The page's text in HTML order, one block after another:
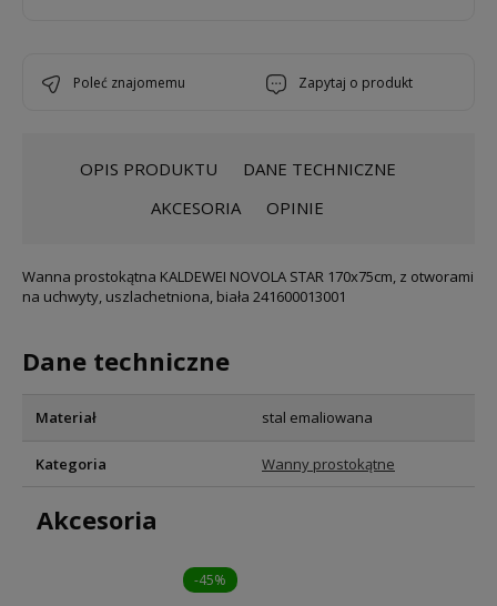
poleć znajomemu zapytaj o produkt
OPIS PRODUKTU
DANE TECHNICZNE
AKCESORIA
OPINIE
Wanna prostokątna KALDEWEI NOVOLA STAR 170x75cm, z otworami
na uchwyty, uszlachetniona, biała 241600013001
Dane techniczne
Materiał stal emaliowana
Kategoria Wanny prostokątne
Akcesoria
-45%